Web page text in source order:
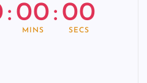
: 00
MINS
: 00
SECS